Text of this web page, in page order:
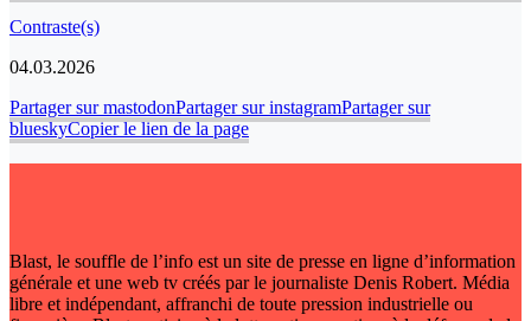
Contraste(s)
04.03.2026
Partager sur mastodonPartager sur instagramPartager sur
blueskyCopier le lien de la page
Blast, le souffle de l’info est un site de presse en ligne d’information
générale et une web tv créés par le journaliste Denis Robert. Média
libre et indépendant, affranchi de toute pression industrielle ou